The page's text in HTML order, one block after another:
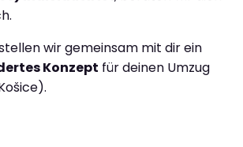
wir gemeinsam mit dir ein
Konzept für deinen Umzug